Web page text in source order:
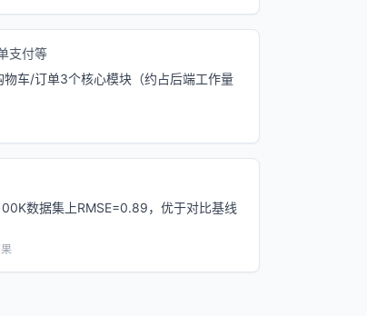
支付等
车/订单3个核心模块（约占后端工作量
数据集上RMSE=0.89，优于对比基线